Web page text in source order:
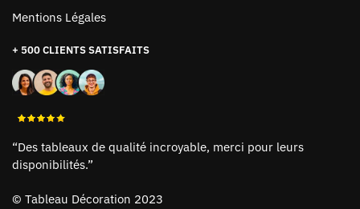
Mentions Légales
+ 500 CLIENTS SATISFAITS
“Des tableaux de qualité incroyable, merci pour leurs
disponibilités.”
© Tableau Décoration 2023